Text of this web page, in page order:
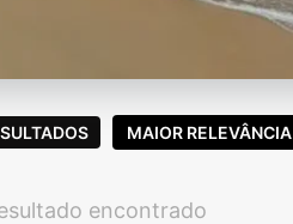
MAIOR RELEVÂNCIA
encontrado